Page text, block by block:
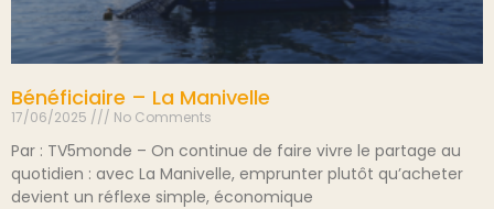
Bénéficiaire – La Manivelle
17/06/2025 No Comments
Par : TV5monde – On continue de faire vivre le partage au
quotidien : avec La Manivelle, emprunter plutôt qu’acheter
devient un réflexe simple, économique